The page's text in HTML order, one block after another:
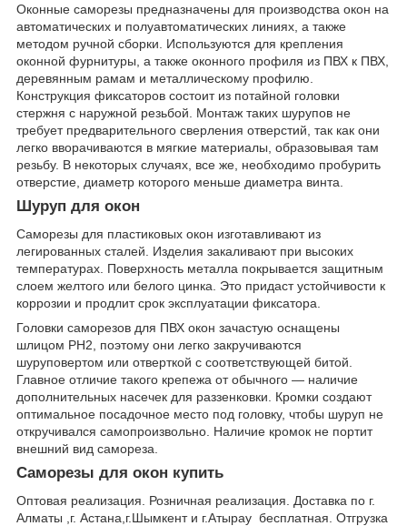
Оконные саморезы предназначены для производства окон на
автоматических и полуавтоматических линиях, а также
методом ручной сборки. Используются для крепления
оконной фурнитуры, а также оконного профиля из ПВХ к ПВХ,
деревянным рамам и металлическому профилю.
Конструкция фиксаторов состоит из потайной головки
стержня с наружной резьбой. Монтаж таких шурупов не
требует предварительного сверления отверстий, так как они
легко вворачиваются в мягкие материалы, образовывая там
резьбу. В некоторых случаях, все же, необходимо пробурить
отверстие, диаметр которого меньше диаметра винта.
Шуруп для окон
Саморезы для пластиковых окон изготавливают из
легированных сталей. Изделия закаливают при высоких
температурах. Поверхность металла покрывается защитным
слоем желтого или белого цинка. Это придаст устойчивости к
коррозии и продлит срок эксплуатации фиксатора.
Головки саморезов для ПВХ окон зачастую оснащены
шлицом PH2, поэтому они легко закручиваются
шуруповертом или отверткой с соответствующей битой.
Главное отличие такого крепежа от обычного — наличие
дополнительных насечек для раззенковки. Кромки создают
оптимальное посадочное место под головку, чтобы шуруп не
откручивался самопроизвольно. Наличие кромок не портит
внешний вид самореза.
Саморезы для окон купить
Оптовая реализация. Розничная реализация. Доставка по г.
Алматы ,г. Астана,г.Шымкент и г.Атырау бесплатная. Отгрузка